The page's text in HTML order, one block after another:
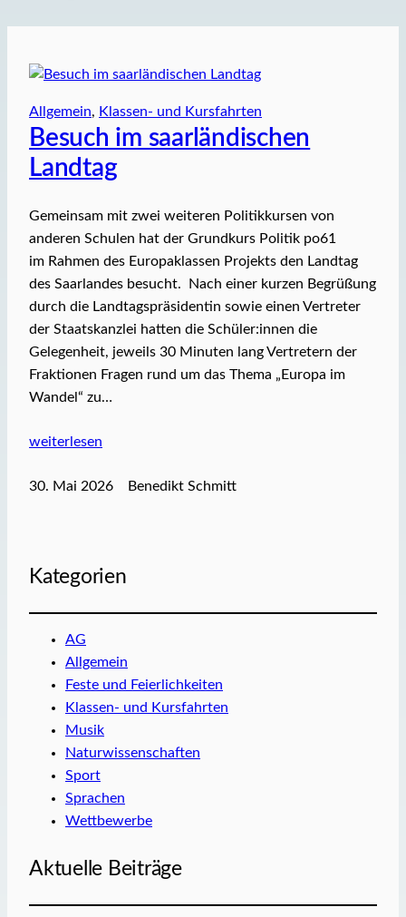
Allgemein, Klassen- und Kursfahrten
Besuch im saarländischen
Landtag
Gemeinsam mit zwei weiteren Politikkursen von
anderen Schulen hat der Grundkurs Politik po61
im Rahmen des Europaklassen Projekts den Landtag
des Saarlandes besucht. Nach einer kurzen Begrüßung
durch die Landtagspräsidentin sowie einen Vertreter
der Staatskanzlei hatten die Schüler:innen die
Gelegenheit, jeweils 30 Minuten lang Vertretern der
Fraktionen Fragen rund um das Thema „Europa im
Wandel“ zu…
weiterlesen
30. Mai 2026 Benedikt Schmitt
Kategorien
AG
Allgemein
Feste und Feierlichkeiten
Klassen- und Kursfahrten
Musik
Naturwissenschaften
Sport
Sprachen
Wettbewerbe
Aktuelle Beiträge